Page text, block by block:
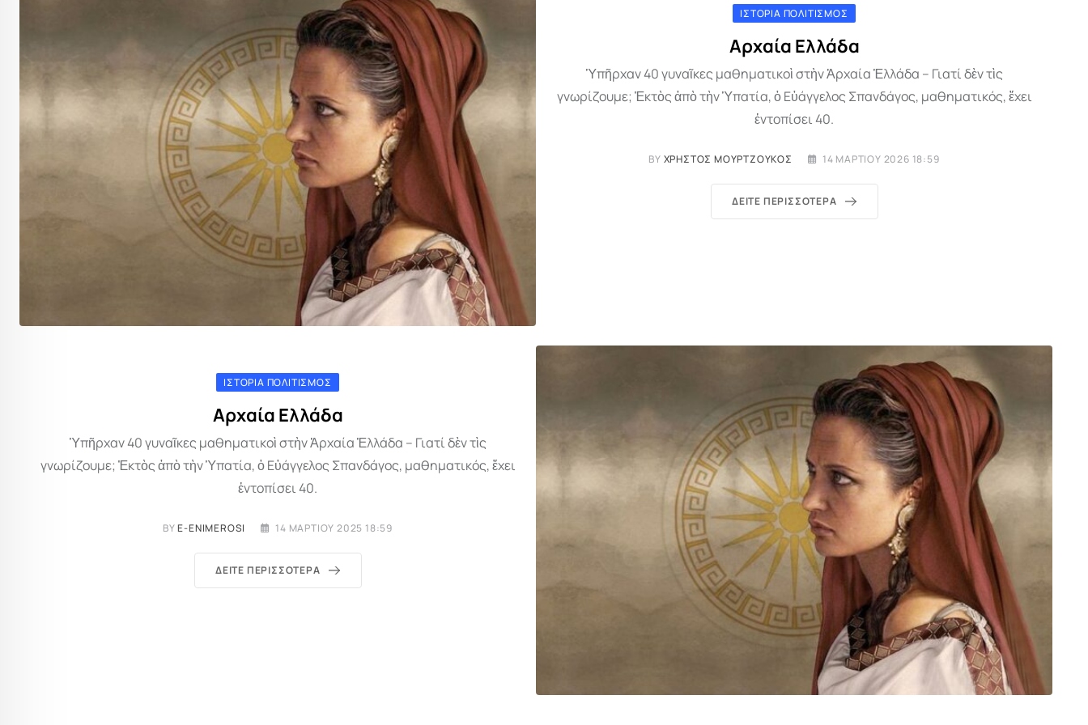
ΙΣΤΟΡΊΑ ΠΟΛΙΤΙΣΜΌΣ
Αρχαία Ελλάδα
Ὑπῆρχαν 40 γυναῖκες μαθηματικοὶ στὴν Ἀρχαία Ἑλλάδα – Γιατί δὲν τὶς
γνωρίζουμε; Ἐκτὸς ἀπὸ τὴν Ὑπατία, ὁ Εὐάγγελος Σπανδάγος, μαθηματικός, ἔχει
ἐντοπίσει 40.
BY ΧΡΉΣΤΟΣ ΜΟΥΡΤΖΟΎΚΟΣ 14 ΜΑΡΤΊΟΥ 2026 18:59
ΔΕΊΤΕ ΠΕΡΙΣΣΌΤΕΡΑ
ΙΣΤΟΡΊΑ ΠΟΛΙΤΙΣΜΌΣ
Αρχαία Ελλάδα
Ὑπῆρχαν 40 γυναῖκες μαθηματικοὶ στὴν Ἀρχαία Ἑλλάδα – Γιατί δὲν τὶς
γνωρίζουμε; Ἐκτὸς ἀπὸ τὴν Ὑπατία, ὁ Εὐάγγελος Σπανδάγος, μαθηματικός, ἔχει
ἐντοπίσει 40.
BYE-ENIMEROSI 14 ΜΑΡΤΊΟΥ 2025 18:59
ΔΕΊΤΕ ΠΕΡΙΣΣΌΤΕΡΑ